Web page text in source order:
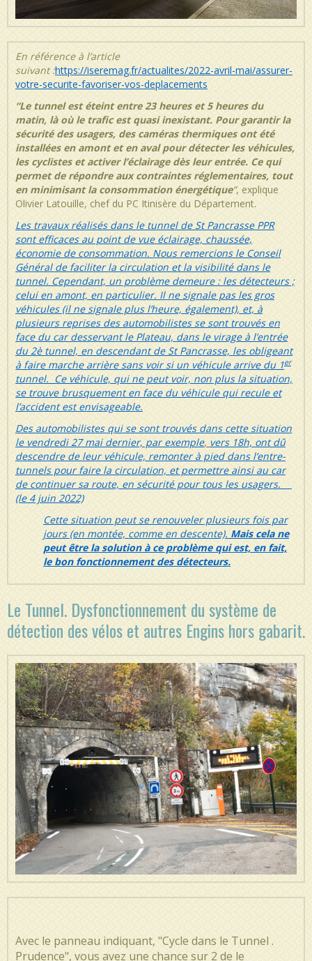
En référence à l’article
suivant :https://iseremag.fr/actualites/2022-avril-mai/assurer-
votre-securite-favoriser-vos-deplacements
“Le tunnel est éteint entre 23 heures et 5 heures du
matin, là où le trafic est quasi inexistant. Pour garantir la
sécurité des usagers, des caméras thermiques ont été
installées en amont et en aval pour détecter les véhicules,
les cyclistes et activer l’éclairage dès leur entrée. Ce qui
permet de répondre aux contraintes réglementaires, tout
en minimisant la consommation énergétique”,explique
Olivier Latouille, chef du PC Itinisère du Département.
Les travaux réalisés dans le tunnel de St Pancrasse PPR
sont efficaces au point de vue éclairage, chaussée,
économie de consommation. Nous remercions le Conseil
Général de faciliter la circulation et la visibilité dans le
tunnel. Cependant, un problème demeure : les détecteurs ;
celui en amont, en particulier. Il ne signale pas les gros
véhicules (il ne signale plus l’heure, également), et, à
plusieurs reprises des automobilistes se sont trouvés en
face du car desservant le Plateau, dans le virage à l’entrée
du 2è tunnel, en descendant de St Pancrasse, les obligeant
à faire marche arrière sans voir si un véhicule arrive du 1er
tunnel. Ce véhicule, qui ne peut voir, non plus la situation,
se trouve brusquement en face du véhicule qui recule et
l’accident est envisageable.
Des automobilistes qui se sont trouvés dans cette situation
le vendredi 27 mai dernier, par exemple,vers 18h, ont dû
descendre de leur véhicule, remonter à pied dans l’entre-
tunnels pour faire la circulation, et permettre ainsi au car
de continuer sa route, en sécurité pour tous les usagers.
(le 4 juin 2022)
Cette situation peut se renouveler plusieurs fois par
jours (en montée, comme en descente).Mais cela ne
peut être la solution à ce problème qui est, en fait,
le bon fonctionnement des détecteurs.
Le Tunnel. Dysfonctionnement du système de
détection des vélos et autres Engins hors gabarit.
Avec le panneau indiquant, "Cycle dans le Tunnel .
Prudence", vous avez une chance sur 2 de le